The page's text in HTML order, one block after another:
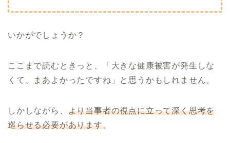
いかがでしょうか？
ここまで読むときっと、「大きな健康被害が発生しな
くて、まあよかったですね」と思うかもしれません。
しかしながら、 より当事者の視点に立って深く思考を
巡らせる必要があります。